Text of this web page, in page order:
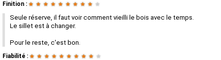
Finition : ★ ★ ★ ★ ★ ★ ★ ★ ★ ★
Seule réserve, il faut voir comment vieilli le bois avec le temps.
Le sillet est à changer.
Pour le reste, c'est bon.
Fiabilité : ★ ★ ★ ★ ★ ★ ★ ★ ★ ★